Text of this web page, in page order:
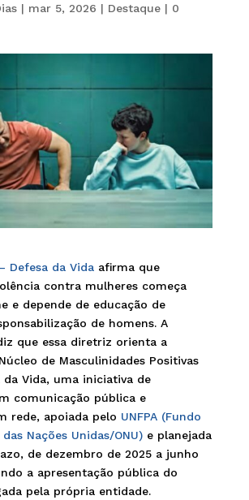
| mar 5, 2026 | Destaque| 0
Defesa da Vidaafirma que
contra mulheres começa
e depende de educação de
de homens. A
que essa diretriz orienta a
de Masculinidades Positivas
da Vida, uma iniciativa de
comunicação pública e
rede, apoiada pelo UNFPA (Fundo
Nações Unidas/ONU)e planejada
de dezembro de 2025 a junho
a apresentação pública do
pela própria entidade.